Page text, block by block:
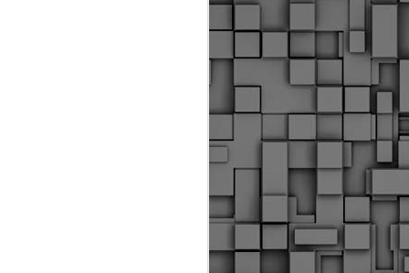
αστυνομικούς, οι οποίοι έχουν
εκπαίδευσή τους και
καθήκοντα.
ο Δήμος παρέλαβε τρία
οποία θα χρησιμοποιούνται για
μετακινήσεις των